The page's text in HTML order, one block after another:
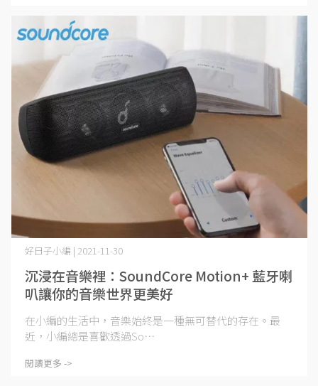
沉浸在音樂裡：SoundCore Motion+ 藍牙喇
叭讓你的音樂世界更美好
好日子小編 | 2021-11-30
在小編的生活中，音樂始終是一種無可替代的存在。最
近，小編總是喜歡透過So⋯
閱讀更多 ->